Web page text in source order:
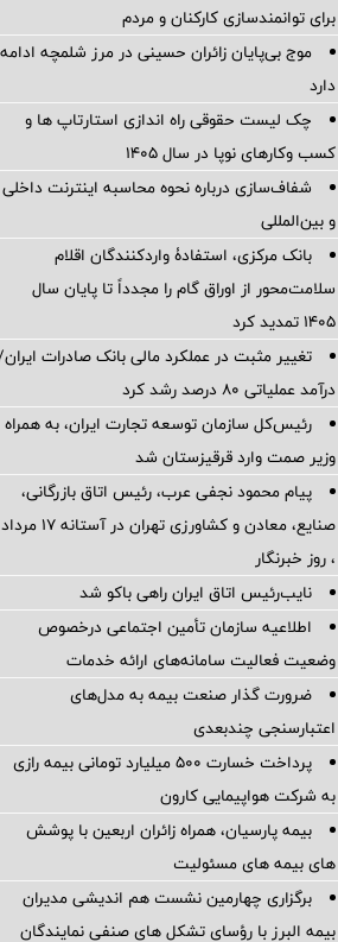
برای توانمندسازی کارکنان و مردم
موج بی‌پایان زائران حسینی در مرز شلمچه ادامه
دارد
چک لیست حقوقی راه اندازی استارتاپ ها و
کسب وکارهای نوپا در سال ۱۴۰۵
شفاف‌سازی درباره نحوه محاسبه اینترنت داخلی
و بین‌المللی
بانک مرکزی، استفادۀ واردکنندگان اقلام
سلامت‌محور از اوراق گام را مجدداً تا پایان سال
۱۴۰۵ تمدید کرد
تغییر مثبت در عملکرد مالی بانک صادرات
درآمد عملیاتی 80 درصد رشد کرد
رئیس‌کل سازمان توسعه تجارت ایران، به همراه
وزیر صمت وارد قرقیزستان شد
پیام محمود نجفی عرب، رئیس اتاق بازرگانی،
صنایع، معادن و کشاورزی تهران در آستانه 17 مرداد
، روز خبرنگار
نایب‌رئیس اتاق ایران راهی باکو شد
اطلاعیه سازمان تأمین اجتماعی درخصوص
وضعیت فعالیت سامانه‌های ارائه خدمات
ضرورت گذار صنعت بیمه به مدل‌های
اعتبارسنجی چندبعدی
پرداخت خسارت ۵۰۰ میلیارد تومانی بیمه رازی
به شرکت هواپیمایی کارون
بیمه پارسیان، همراه زائران اربعین با پوشش
های بیمه های مسئولیت
برگزاری چهارمین نشست هم اندیشی مدیران
بیمه البرز با رؤسای تشکل های صنفی نمایندگان